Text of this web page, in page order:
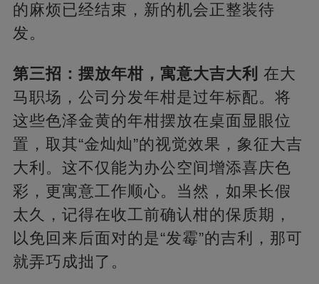
的麻烦已经结束，新的机会正整装待
发。
第三招：摆放年柑，寓意大吉大利 在大
马职场，公司分发年柑是过年标配。将
这些色泽金黄的年柑摆放在桌面显眼位
置，取其“金灿灿”的视觉效果，象征大吉
大利。这不仅能为办公空间增添喜庆色
彩，更寓意工作顺心。当然，如果长假
太久，记得在收工前确认柑的保质期，
以免回来后面对的是“发霉”的吉利，那可
就弄巧成拙了。